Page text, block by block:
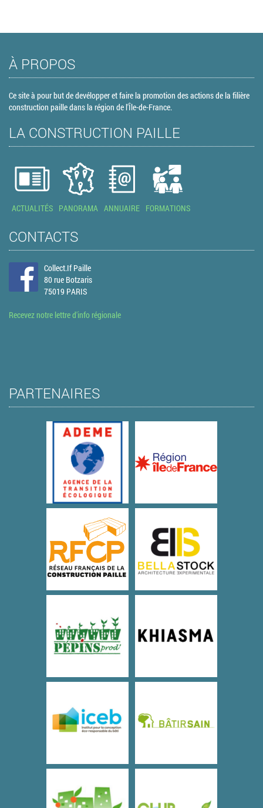
À PROPOS
Ce site à pour but de devélopper et faire la promotion des actions de la filière
construction paille dans la région de l'Île-de-France.
LA CONSTRUCTION PAILLE
ACTUALITÉS PANORAMA ANNUAIRE FORMATIONS
CONTACTS
Collect.If Paille
80 rue Botzaris
75019 PARIS
Recevez notre lettre d'info régionale
PARTENAIRES